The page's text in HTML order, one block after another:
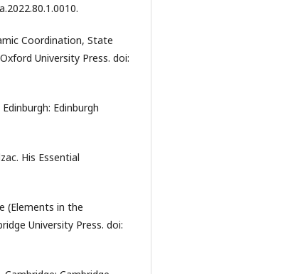
Coordination, State
University Press. doi:
Edinburgh
His Essential
(Elements in the
University Press. doi: